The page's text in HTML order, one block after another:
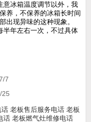
意冰箱温度调节以外，我
养，不保养的冰箱长时间
出现异味的这种现象。
半年左右一次，不过具体
7
25
话 老板售后服务电话 老板
话 老板燃气灶维修电话